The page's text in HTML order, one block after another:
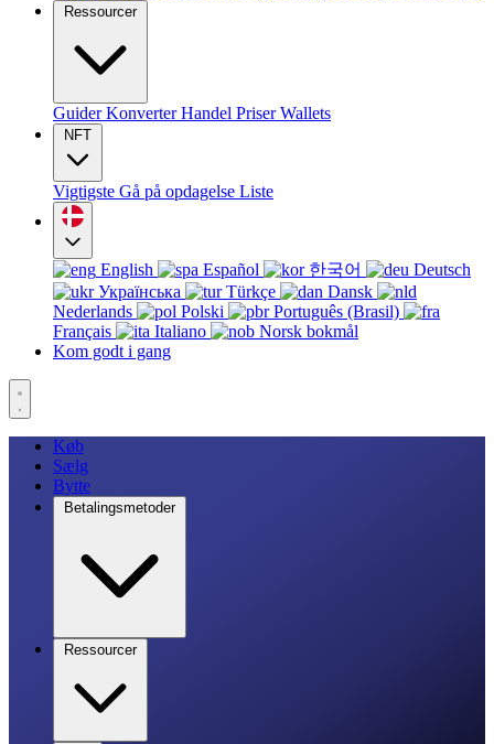
Ressourcer
GuiderKonverterHandel PriserWallets
NFT
Vigtigste Gå på opdagelse Liste
English Español 한국어
Deutsch
Українська
Türkçe
Dansk
Nederlands
Polski
Português (Brasil)
Français
Italiano
Norsk bokmål
Kom godt i gang
Køb
Sælg
Bytte
Betalingsmetoder
Ressourcer